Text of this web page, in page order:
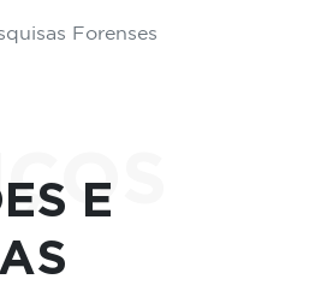
Forenses
E